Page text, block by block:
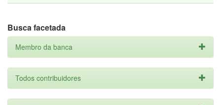
Busca facetada
Membro da banca
Todos contribuidores